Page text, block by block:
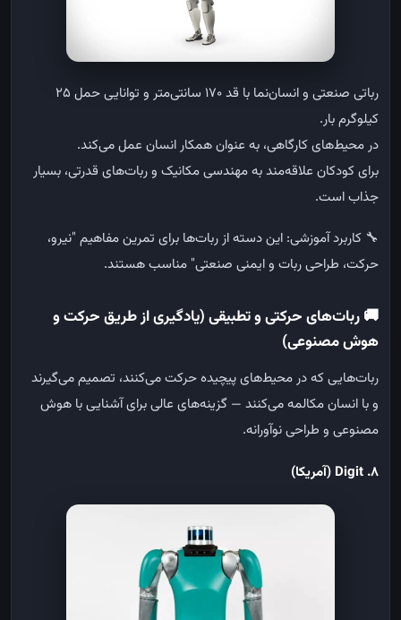
رباتی صنعتی وانسان‌نما با قد۱۷۰ سانتی‌متر و تواناییحمل ۲۵
کیلوگرمبار.
در محیط‌هایکارگاهی، به عنوانهمکار انسان عملمی‌کند.
برایکودکان علاقه‌مندبهمهندسیمکانیک وربات‌های قدرتی، بسیار
جذاباست.
🔧 کاربردآموزشی: ایندستهازربات‌ها برای تمرینمفاهیم "نیرو،
حرکت، طراحیربات وایمنی صنعتی" مناسبهستند.
🚚ربات‌های حرکتی و تطبیقی (یادگیری از طریق حرکت و
هوش مصنوعی)
ربات‌هایی که در محیط‌های پیچیده حرکت می‌کنند، تصمیم می‌گیرند
و با انسان مکالمه می‌کنند — گزینه‌های عالی برای آشنایی با هوش
مصنوعی و طراحی نوآورانه.
8. Digit ( آمریکا)